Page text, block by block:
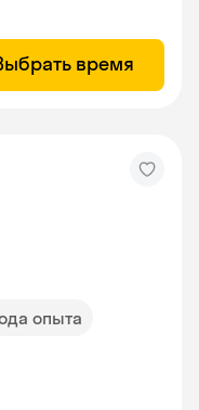
время
опыта